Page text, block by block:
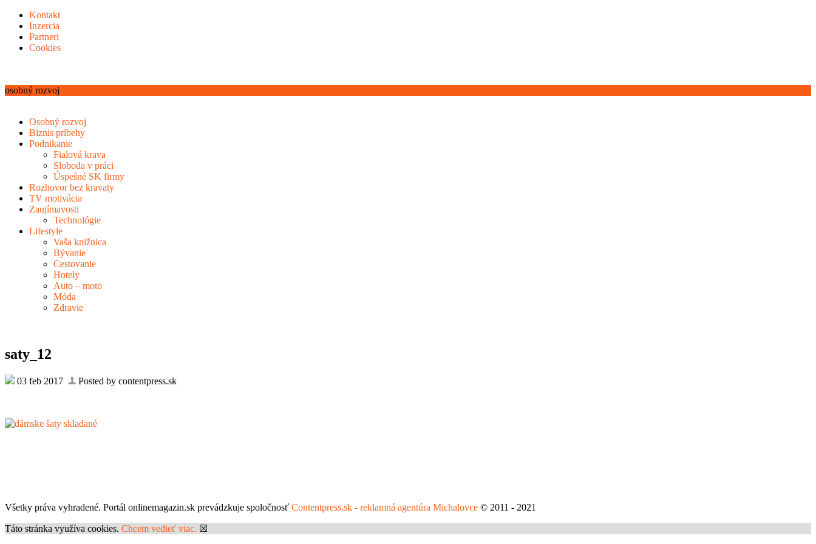
Kontakt
Inzercia
Partneri
Cookies
osobný rozvoj
Osobný rozvoj
Biznis príbehy
Podnikanie
Fialová krava
Sloboda v práci
Úspešné SK firmy
Rozhovor bez kravaty
TV motivácia
Zaujímavosti
Technológie
Lifestyle
Vaša knižnica
Bývanie
Cestovanie
Hotely
Auto – moto
Móda
Zdravie
saty_12
03 feb 2017 Posted by contentpress.sk
Všetky práva vyhradené. Portál onlinemagazin.sk prevádzkuje spoločnosť Contentpress.sk - reklamná agentúra Michalovce © 2011 - 2021
Táto stránka využíva cookies. Chcem vedieť viac. ☒